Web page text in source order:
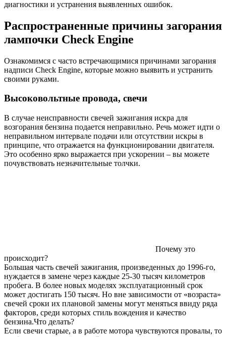
диагностики и устранения выявленных ошибок.
Распространенные причины загорания
лампочки Check Engine
Ознакомимся с часто встречающимися причинами загорания
надписи Check Engine, которые можно выявить и устранить
своими руками.
Высоковольтные провода, свечи
В случае неисправности свечей зажигания искра для
возгорания бензина подается неправильно. Речь может идти о
неправильном интервале подачи или отсутствии искры в
принципе, что отражается на функционировании двигателя.
Это особенно ярко выражается при ускорении – вы можете
почувствовать незначительные толчки.
Почему это
происходит?
Большая часть свечей зажигания, произведенных до 1996-го,
нуждается в замене через каждые 25-30 тысяч километров
пробега. В более новых моделях эксплуатационный срок
может достигать 150 тысяч. Но вне зависимости от «возраста»
свечей сроки их плановой замены могут меняться ввиду ряда
факторов, среди которых стиль вождения и качество
бензина.Что делать?
Если свечи старые, а в работе мотора чувствуются провалы, то